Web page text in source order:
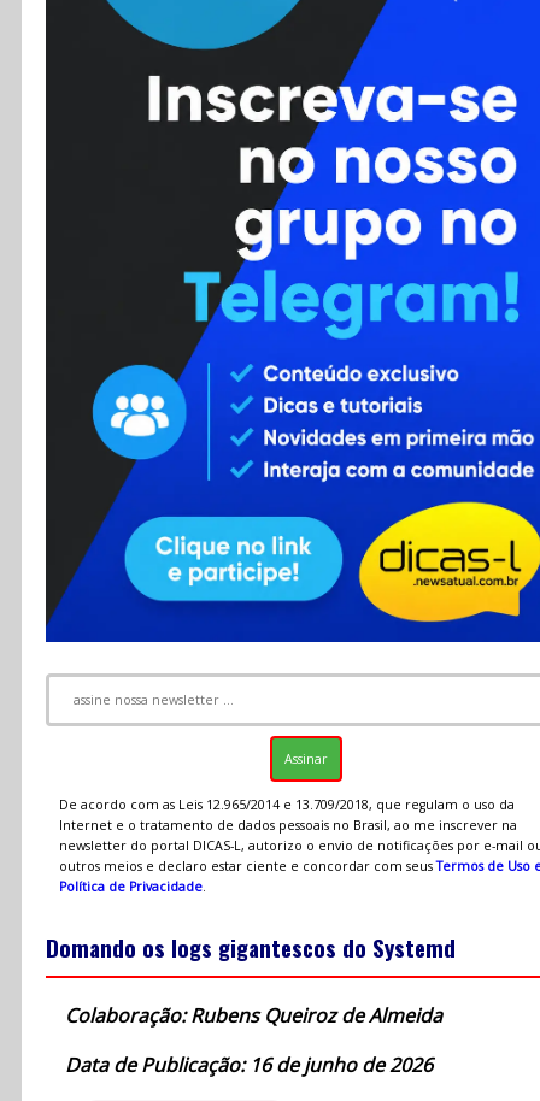
Colaboradores
Cursos
Enviar Dica
Contato
RSS
De acordo com as Leis 12.965/2014 e 13.709/2018, que regulam o uso da
Internet e o tratamento de dados pessoais no Brasil, ao me inscrever na
newsletter do portal DICAS-L, autorizo o envio de notificações por e-mail
outros meios e declaro estar ciente e concordar com seusTermos de Uso
Política de Privacidade.
Domando os logs gigantescos do Systemd
Colaboração: Rubens Queiroz de Almeida
Data de Publicação: 16 de junho de 2026